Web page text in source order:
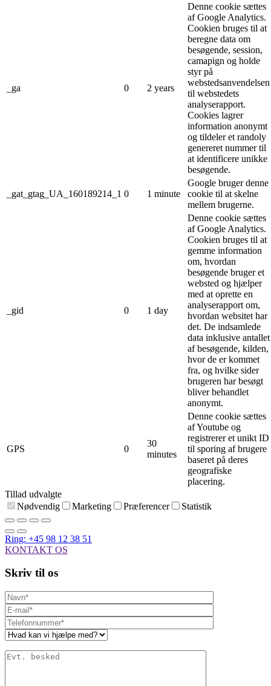
_ga 0 2 years
Denne cookie sættes
af Google Analytics.
Cookien bruges til at
beregne data om
besøgende, session,
camapign og holde
styr på
webstedsanvendelsen
til webstedets
analyserapport.
Cookies lagrer
information anonymt
og tildeler et randoly
genereret nummer til
at identificere unikke
besøgende.
_gat_gtag_UA_160189214_1 0 1 minute
Google bruger denne
cookie til at skelne
mellem brugerne.
_gid 0 1 day
Denne cookie sættes
af Google Analytics.
Cookien bruges til at
gemme information
om, hvordan
besøgende bruger et
websted og hjælper
med at oprette en
analyserapport om,
hvordan websitet har
det. De indsamlede
data inklusive antallet
af besøgende, kilden,
hvor de er kommet
fra, og hvilke sider
brugeren har besøgt
bliver behandlet
anonymt.
GPS 0
30
minutes
Denne cookie sættes
af Youtube og
registrerer et unikt ID
til sporing af brugere
baseret på deres
geografiske
placering.
Tillad udvalgte
Nødvendig
Marketing Præferencer Statistik
Ring: +45 98 12 38 51
KONTAKT OS
Skriv til os